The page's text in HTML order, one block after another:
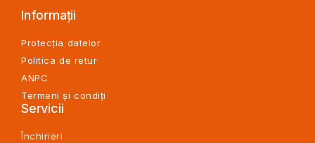
Informații
Protecția datelor
Politica de retur
ANPC
Termeni și condiți
Servicii
Închirieri